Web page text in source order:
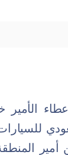
الأمير
للسيارات
أمير